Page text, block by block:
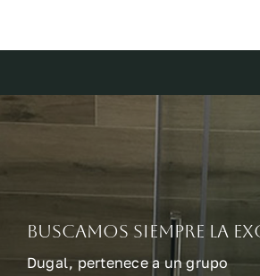
Buscamos siempre la
Dugal, pertenece a un grupo